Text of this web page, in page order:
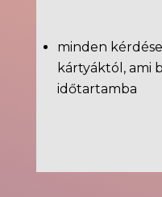
minden
kártyáktól, ami
időtartamba